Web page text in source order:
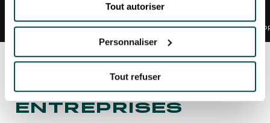
Tout autoriser
Personnaliser
Tout refuser
NOUS CONTACTER
HOSPITALITÉS GROUPES & CSE EXPOSANTS EVÈNEMENTS
Entreprises
ENTREPRISES